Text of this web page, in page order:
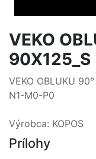
VEKO
90X125_S
VEKO OBLUKU
N1-M0-P0
Výrobca: KOPOS
Prílohy